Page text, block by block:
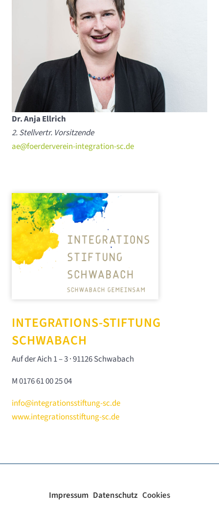
Dr. Anja Ellrich
2. Stellvertr. Vorsitzende
ae@foerderverein-integration-sc.de
INTEGRATIONS-STIFTUNG
SCHWABACH
Auf der Aich 1 – 3 · 91126 Schwabach
M 0176 61 00 25 04
info@integrationsstiftung-sc.de
www.integrationsstiftung-sc.de
Impressum Datenschutz Cookies